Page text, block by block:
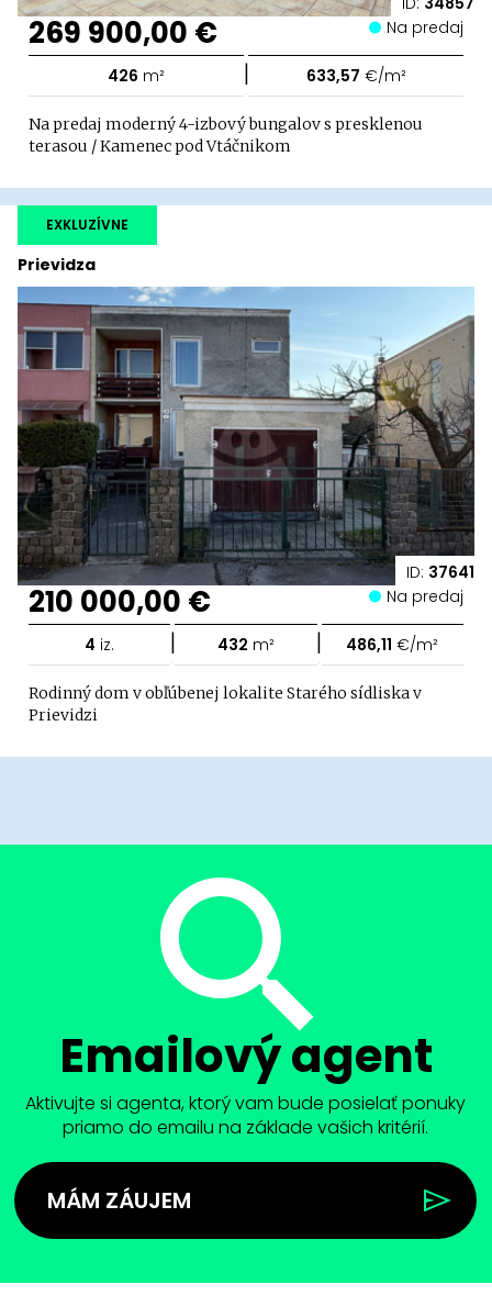
269 900,00 € Na predaj
426 m² | 633,57 €/m²
Na predaj moderný 4-izbový bungalov s presklenou
terasou / Kamenec pod Vtáčnikom
ID: 37641
Prievidza
EXKLUZÍVNE
210 000,00 € Na predaj
4 iz. | 432 m² | 486,11 €/m²
Rodinný dom v obľúbenej lokalite Starého sídliska v
Prievidzi
Emailový agent
Aktivujte si agenta, ktorý vam bude posielať ponuky
priamo do emailu na základe vašich kritérií.
MÁM ZÁUJEM